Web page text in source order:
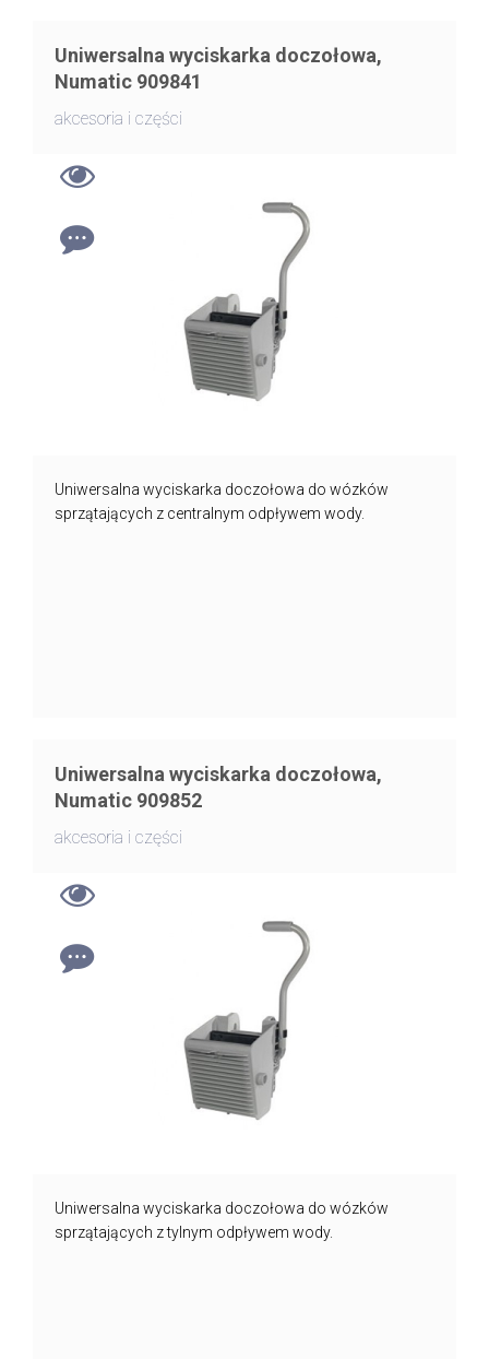
Uniwersalna wyciskarka doczołowa,
Numatic 909841
akcesoria i części
Uniwersalna wyciskarka doczołowa do wózków
sprzątających z centralnym odpływem wody.
Uniwersalna wyciskarka doczołowa,
Numatic 909852
akcesoria i części
Uniwersalna wyciskarka doczołowa do wózków
sprzątających z tylnym odpływem wody.